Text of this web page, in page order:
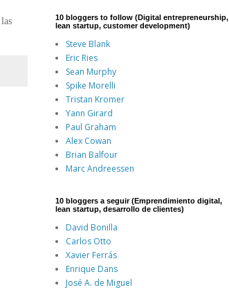
10 bloggers to follow (Digital entrepreneurship,
lean startup, customer development)
Steve Blank
Eric Ries
Sean Murphy
Spike Morelli
Tristan Kromer
Yann Girard
Paul Graham
Alex Cowan
Brian Balfour
Marc Andreessen
10 bloggers a seguir (Emprendimiento digital,
lean startup, desarrollo de clientes)
David Bonilla
Carlos Otto
Xavier Ferrás
Enrique Dans
José A. de Miguel